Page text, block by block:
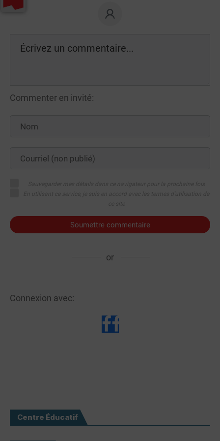
Commenter en invité:
Soumettre commentaire
or
Connexion avec:
Centre Éducatif